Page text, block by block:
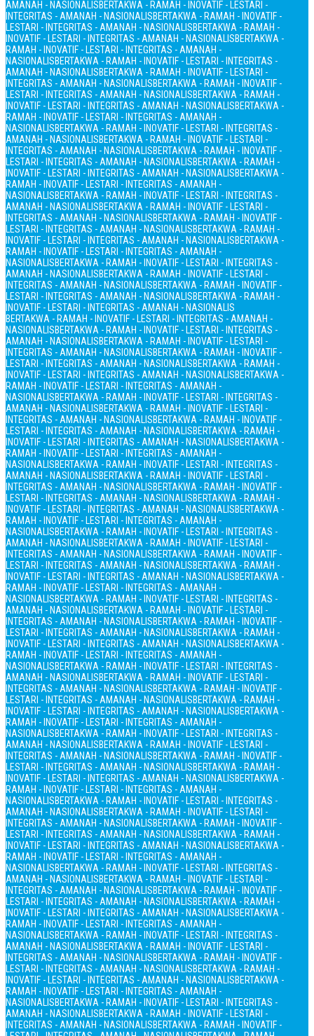
AMANAH - NASIONALISBERTAKWA - RAMAH - INOVATIF - LESTARI -
INTEGRITAS - AMANAH - NASIONALISBERTAKWA - RAMAH - INOVATIF -
LESTARI - INTEGRITAS - AMANAH - NASIONALISBERTAKWA - RAMAH -
INOVATIF - LESTARI - INTEGRITAS - AMANAH - NASIONALISBERTAKWA -
RAMAH - INOVATIF - LESTARI - INTEGRITAS - AMANAH -
NASIONALISBERTAKWA - RAMAH - INOVATIF - LESTARI - INTEGRITAS -
AMANAH - NASIONALISBERTAKWA - RAMAH - INOVATIF - LESTARI -
INTEGRITAS - AMANAH - NASIONALISBERTAKWA - RAMAH - INOVATIF -
LESTARI - INTEGRITAS - AMANAH - NASIONALISBERTAKWA - RAMAH -
INOVATIF - LESTARI - INTEGRITAS - AMANAH - NASIONALISBERTAKWA -
RAMAH - INOVATIF - LESTARI - INTEGRITAS - AMANAH -
NASIONALISBERTAKWA - RAMAH - INOVATIF - LESTARI - INTEGRITAS -
AMANAH - NASIONALISBERTAKWA - RAMAH - INOVATIF - LESTARI -
INTEGRITAS - AMANAH - NASIONALISBERTAKWA - RAMAH - INOVATIF -
LESTARI - INTEGRITAS - AMANAH - NASIONALISBERTAKWA - RAMAH -
INOVATIF - LESTARI - INTEGRITAS - AMANAH - NASIONALISBERTAKWA -
RAMAH - INOVATIF - LESTARI - INTEGRITAS - AMANAH -
NASIONALISBERTAKWA - RAMAH - INOVATIF - LESTARI - INTEGRITAS -
AMANAH - NASIONALISBERTAKWA - RAMAH - INOVATIF - LESTARI -
INTEGRITAS - AMANAH - NASIONALISBERTAKWA - RAMAH - INOVATIF -
LESTARI - INTEGRITAS - AMANAH - NASIONALISBERTAKWA - RAMAH -
INOVATIF - LESTARI - INTEGRITAS - AMANAH - NASIONALISBERTAKWA -
RAMAH - INOVATIF - LESTARI - INTEGRITAS - AMANAH -
NASIONALISBERTAKWA - RAMAH - INOVATIF - LESTARI - INTEGRITAS -
AMANAH - NASIONALISBERTAKWA - RAMAH - INOVATIF - LESTARI -
INTEGRITAS - AMANAH - NASIONALISBERTAKWA - RAMAH - INOVATIF -
LESTARI - INTEGRITAS - AMANAH - NASIONALISBERTAKWA - RAMAH -
INOVATIF - LESTARI - INTEGRITAS - AMANAH - NASIONALIS
BERTAKWA - RAMAH - INOVATIF - LESTARI - INTEGRITAS - AMANAH -
NASIONALISBERTAKWA - RAMAH - INOVATIF - LESTARI - INTEGRITAS -
AMANAH - NASIONALISBERTAKWA - RAMAH - INOVATIF - LESTARI -
INTEGRITAS - AMANAH - NASIONALISBERTAKWA - RAMAH - INOVATIF -
LESTARI - INTEGRITAS - AMANAH - NASIONALISBERTAKWA - RAMAH -
INOVATIF - LESTARI - INTEGRITAS - AMANAH - NASIONALISBERTAKWA -
RAMAH - INOVATIF - LESTARI - INTEGRITAS - AMANAH -
NASIONALISBERTAKWA - RAMAH - INOVATIF - LESTARI - INTEGRITAS -
AMANAH - NASIONALISBERTAKWA - RAMAH - INOVATIF - LESTARI -
INTEGRITAS - AMANAH - NASIONALISBERTAKWA - RAMAH - INOVATIF -
LESTARI - INTEGRITAS - AMANAH - NASIONALISBERTAKWA - RAMAH -
INOVATIF - LESTARI - INTEGRITAS - AMANAH - NASIONALISBERTAKWA -
RAMAH - INOVATIF - LESTARI - INTEGRITAS - AMANAH -
NASIONALISBERTAKWA - RAMAH - INOVATIF - LESTARI - INTEGRITAS -
AMANAH - NASIONALISBERTAKWA - RAMAH - INOVATIF - LESTARI -
INTEGRITAS - AMANAH - NASIONALISBERTAKWA - RAMAH - INOVATIF -
LESTARI - INTEGRITAS - AMANAH - NASIONALISBERTAKWA - RAMAH -
INOVATIF - LESTARI - INTEGRITAS - AMANAH - NASIONALISBERTAKWA -
RAMAH - INOVATIF - LESTARI - INTEGRITAS - AMANAH -
NASIONALISBERTAKWA - RAMAH - INOVATIF - LESTARI - INTEGRITAS -
AMANAH - NASIONALISBERTAKWA - RAMAH - INOVATIF - LESTARI -
INTEGRITAS - AMANAH - NASIONALISBERTAKWA - RAMAH - INOVATIF -
LESTARI - INTEGRITAS - AMANAH - NASIONALISBERTAKWA - RAMAH -
INOVATIF - LESTARI - INTEGRITAS - AMANAH - NASIONALISBERTAKWA -
RAMAH - INOVATIF - LESTARI - INTEGRITAS - AMANAH -
NASIONALISBERTAKWA - RAMAH - INOVATIF - LESTARI - INTEGRITAS -
AMANAH - NASIONALISBERTAKWA - RAMAH - INOVATIF - LESTARI -
INTEGRITAS - AMANAH - NASIONALISBERTAKWA - RAMAH - INOVATIF -
LESTARI - INTEGRITAS - AMANAH - NASIONALISBERTAKWA - RAMAH -
INOVATIF - LESTARI - INTEGRITAS - AMANAH - NASIONALISBERTAKWA -
RAMAH - INOVATIF - LESTARI - INTEGRITAS - AMANAH -
NASIONALISBERTAKWA - RAMAH - INOVATIF - LESTARI - INTEGRITAS -
AMANAH - NASIONALISBERTAKWA - RAMAH - INOVATIF - LESTARI -
INTEGRITAS - AMANAH - NASIONALISBERTAKWA - RAMAH - INOVATIF -
LESTARI - INTEGRITAS - AMANAH - NASIONALISBERTAKWA - RAMAH -
INOVATIF - LESTARI - INTEGRITAS - AMANAH - NASIONALISBERTAKWA -
RAMAH - INOVATIF - LESTARI - INTEGRITAS - AMANAH -
NASIONALISBERTAKWA - RAMAH - INOVATIF - LESTARI - INTEGRITAS -
AMANAH - NASIONALISBERTAKWA - RAMAH - INOVATIF - LESTARI -
INTEGRITAS - AMANAH - NASIONALISBERTAKWA - RAMAH - INOVATIF -
LESTARI - INTEGRITAS - AMANAH - NASIONALISBERTAKWA - RAMAH -
INOVATIF - LESTARI - INTEGRITAS - AMANAH - NASIONALISBERTAKWA -
RAMAH - INOVATIF - LESTARI - INTEGRITAS - AMANAH -
NASIONALISBERTAKWA - RAMAH - INOVATIF - LESTARI - INTEGRITAS -
AMANAH - NASIONALISBERTAKWA - RAMAH - INOVATIF - LESTARI -
INTEGRITAS - AMANAH - NASIONALISBERTAKWA - RAMAH - INOVATIF -
LESTARI - INTEGRITAS - AMANAH - NASIONALISBERTAKWA - RAMAH -
INOVATIF - LESTARI - INTEGRITAS - AMANAH - NASIONALISBERTAKWA -
RAMAH - INOVATIF - LESTARI - INTEGRITAS - AMANAH -
NASIONALISBERTAKWA - RAMAH - INOVATIF - LESTARI - INTEGRITAS -
AMANAH - NASIONALISBERTAKWA - RAMAH - INOVATIF - LESTARI -
INTEGRITAS - AMANAH - NASIONALISBERTAKWA - RAMAH - INOVATIF -
LESTARI - INTEGRITAS - AMANAH - NASIONALISBERTAKWA - RAMAH -
INOVATIF - LESTARI - INTEGRITAS - AMANAH - NASIONALISBERTAKWA -
RAMAH - INOVATIF - LESTARI - INTEGRITAS - AMANAH -
NASIONALISBERTAKWA - RAMAH - INOVATIF - LESTARI - INTEGRITAS -
AMANAH - NASIONALISBERTAKWA - RAMAH - INOVATIF - LESTARI -
INTEGRITAS - AMANAH - NASIONALISBERTAKWA - RAMAH - INOVATIF -
LESTARI - INTEGRITAS - AMANAH - NASIONALISBERTAKWA - RAMAH -
INOVATIF - LESTARI - INTEGRITAS - AMANAH - NASIONALISBERTAKWA -
RAMAH - INOVATIF - LESTARI - INTEGRITAS - AMANAH -
NASIONALISBERTAKWA - RAMAH - INOVATIF - LESTARI - INTEGRITAS -
AMANAH - NASIONALISBERTAKWA - RAMAH - INOVATIF - LESTARI -
INTEGRITAS - AMANAH - NASIONALISBERTAKWA - RAMAH - INOVATIF -